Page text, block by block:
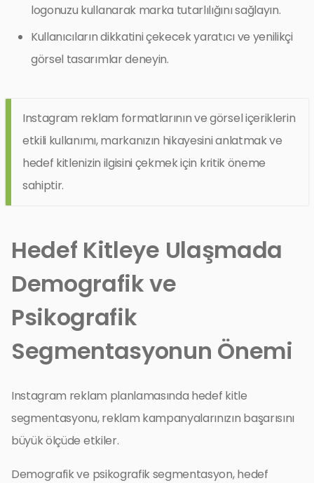
logonuzu kullanarak marka tutarlılığını sağlayın.
Kullanıcıların dikkatini çekecek yaratıcı ve yenilikçi
görsel tasarımlar deneyin.
Instagram reklam formatlarının ve görsel içeriklerin
etkili kullanımı, markanızın hikayesini anlatmak ve
hedef kitlenizin ilgisini çekmek için kritik öneme
sahiptir.
Hedef Kitleye Ulaşmada
Demografik ve
Psikografik
Segmentasyonun Önemi
Instagram reklam planlamasında hedef kitle
segmentasyonu, reklam kampanyalarınızın başarısını
büyük ölçüde etkiler.
Demografik ve psikografik segmentasyon, hedef